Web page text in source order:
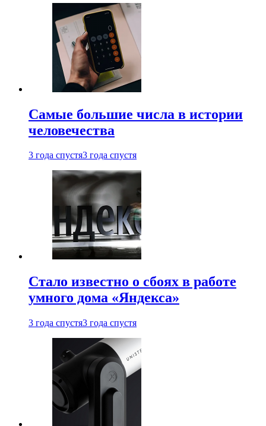
Самые большие числа в истории
человечества
3 года спустя3 года спустя
Стало известно о сбоях в работе
умного дома «Яндекса»
3 года спустя3 года спустя